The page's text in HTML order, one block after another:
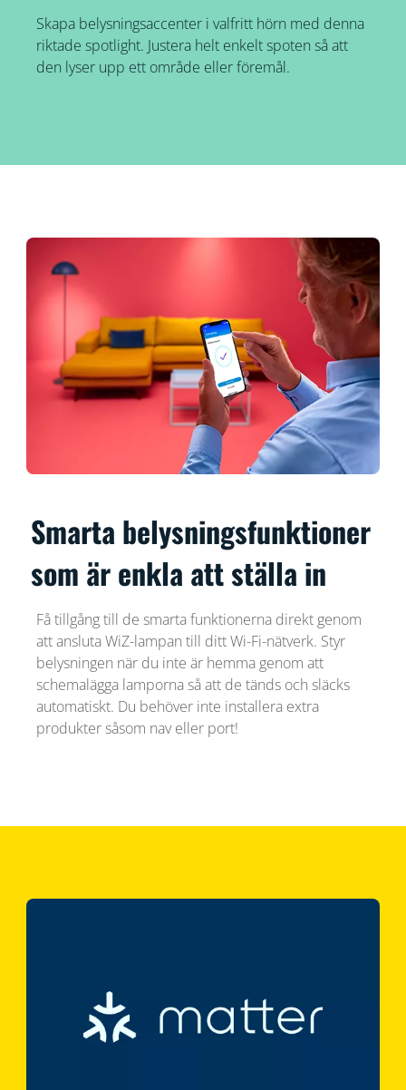
Skapa belysningsaccenter i valfritt hörn med denna
riktade spotlight. Justera helt enkelt spoten så att
den lyser upp ett område eller föremål.
Smarta belysningsfunktioner
som är enkla att ställa in
Få tillgång till de smarta funktionerna direkt genom
att ansluta WiZ-lampan till ditt Wi-Fi-nätverk. Styr
belysningen när du inte är hemma genom att
schemalägga lamporna så att de tänds och släcks
automatiskt. Du behöver inte installera extra
produkter såsom nav eller port!